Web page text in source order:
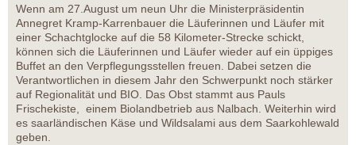
Wenn am 27.August um neun Uhr die Ministerpräsidentin
Annegret Kramp-Karrenbauer die Läuferinnen und Läufer mit
einer Schachtglocke auf die 58 Kilometer-Strecke schickt,
können sich die Läuferinnen und Läufer wieder auf ein üppiges
Buffet an den Verpflegungsstellen freuen. Dabei setzen die
Verantwortlichen in diesem Jahr den Schwerpunkt noch stärker
auf Regionalität und BIO. Das Obst stammt aus Pauls
Frischekiste, einem Biolandbetrieb aus Nalbach. Weiterhin wird
es saarländischen Käse und Wildsalami aus dem Saarkohlewald
geben.